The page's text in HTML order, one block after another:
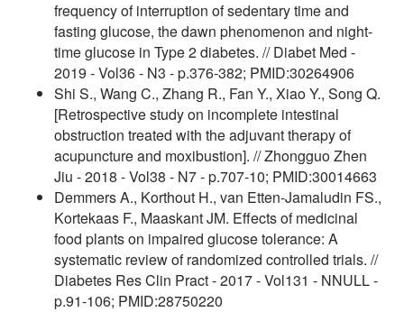
frequency of interruption of sedentary time and
fasting glucose, the dawn phenomenon and night-
time glucose in Type 2 diabetes. // Diabet Med -
2019 - Vol36 - N3 - p.376-382; PMID:30264906
Shi S., Wang C., Zhang R., Fan Y., Xiao Y., Song Q.
[Retrospective study on incomplete intestinal
obstruction treated with the adjuvant therapy of
acupuncture and moxibustion]. // Zhongguo Zhen
Jiu - 2018 - Vol38 - N7 - p.707-10; PMID:30014663
Demmers A., Korthout H., van Etten-Jamaludin FS.,
Kortekaas F., Maaskant JM. Effects of medicinal
food plants on impaired glucose tolerance: A
systematic review of randomized controlled trials. //
Diabetes Res Clin Pract - 2017 - Vol131 - NNULL -
p.91-106; PMID:28750220